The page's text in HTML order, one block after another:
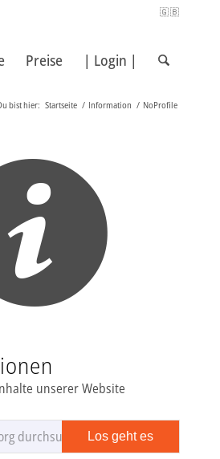
🇬🇧
Preise | Login |
bist hier: Startseite / Information / NoProfile
unserer Website